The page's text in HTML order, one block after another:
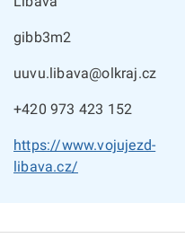
gibb3m2
uuvu.libava@olkraj.cz
+420 973 423 152
https://www.vojujezd-
libava.cz/